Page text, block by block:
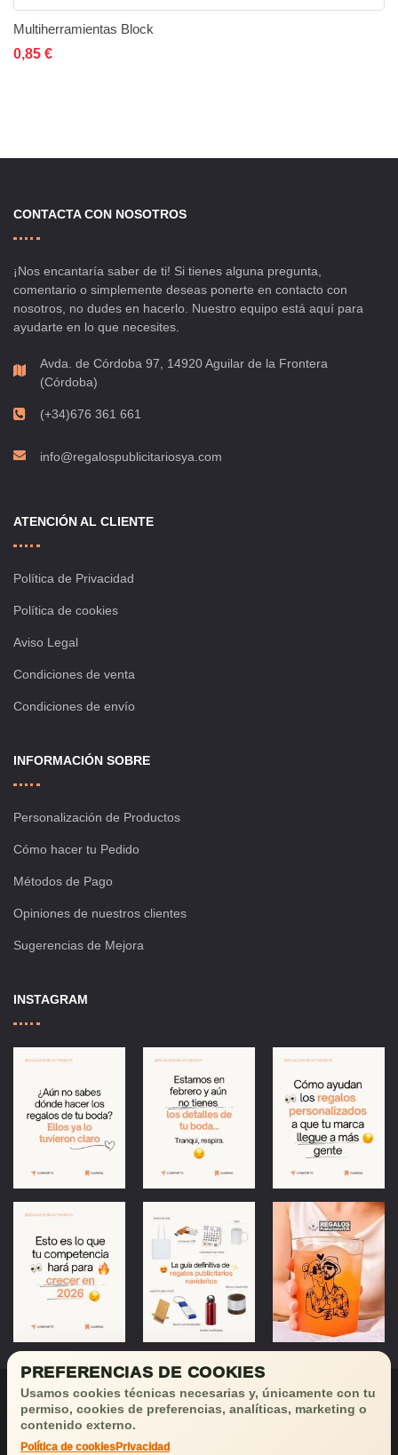
Multiherramientas Block
0,85 €
CONTACTA CON NOSOTROS
¡Nos encantaría saber de ti! Si tienes alguna pregunta,
comentario o simplemente deseas ponerte en contacto con
nosotros, no dudes en hacerlo. Nuestro equipo está aquí para
ayudarte en lo que necesites.
Avda. de Córdoba 97, 14920 Aguilar de la Frontera
(Córdoba)
(+34)676 361 661
info@regalospublicitariosya.com
ATENCIÓN AL CLIENTE
Política de Privacidad
Política de cookies
Aviso Legal
Condiciones de venta
Condiciones de envío
INFORMACIÓN SOBRE
Personalización de Productos
Cómo hacer tu Pedido
Métodos de Pago
Opiniones de nuestros clientes
Sugerencias de Mejora
INSTAGRAM
PREFERENCIAS DE COOKIES
Usamos cookies técnicas necesarias y, únicamente con tu
permiso, cookies de preferencias, analíticas, marketing o
contenido externo.
Política de cookies Privacidad